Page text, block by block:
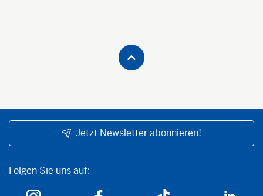
Jetzt Newsletter abonnieren!
Folgen Sie uns auf:
Folgen Sie uns auf: